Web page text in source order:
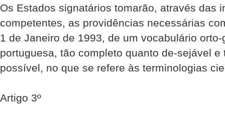
Os Estados signatários tomarão, através das
competentes, as providências necessárias
1 de Janeiro de 1993, de um vocabulário
portuguesa, tão completo quanto de-sejável
possível, no que se refere às terminologias
Artigo 3º